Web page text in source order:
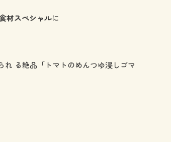
材スペシャルに
る絶品「トマトのめんつゆ浸しゴマ